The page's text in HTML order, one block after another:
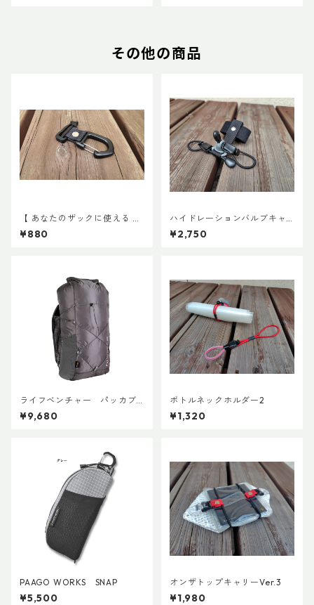
その他の商品
【 あなたのザックに使える 】
キャッチ7
¥880
ハイドレーションバルブキャ
ッチ+チューブマグネット（全
メーカー対応モデル）
¥2,750
ライフベンチャー パッカブ
ルWPバックパック
¥9,680
ボトルネックホルダー2
¥1,320
PAAGO WORKS SNAP
¥5,500
オンザトップキャリーVer.3
¥1,980